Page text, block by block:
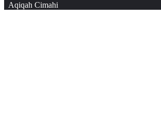
Aqiqah Cimahi